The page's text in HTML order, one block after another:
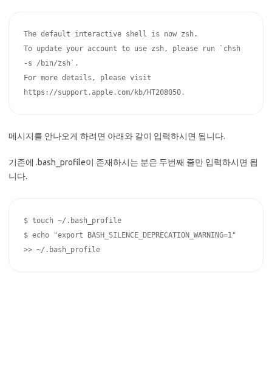
The default interactive shell is now zsh.
To update your account to use zsh, please run `chsh
-s /bin/zsh`.
For more details, please visit
https://support.apple.com/kb/HT208050.
메시지를 안나오게 하려면 아래와 같이 입력하시면 됩니다.
기존에 .bash_profile이 존재하시는 분은 두번째 줄만 입력하시면 됩
니다.
$ touch ~/.bash_profile
$ echo "export BASH_SILENCE_DEPRECATION_WARNING=1"
>> ~/.bash_profile